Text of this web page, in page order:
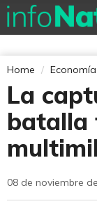
Home Economía
La
batalla
08 de noviembre